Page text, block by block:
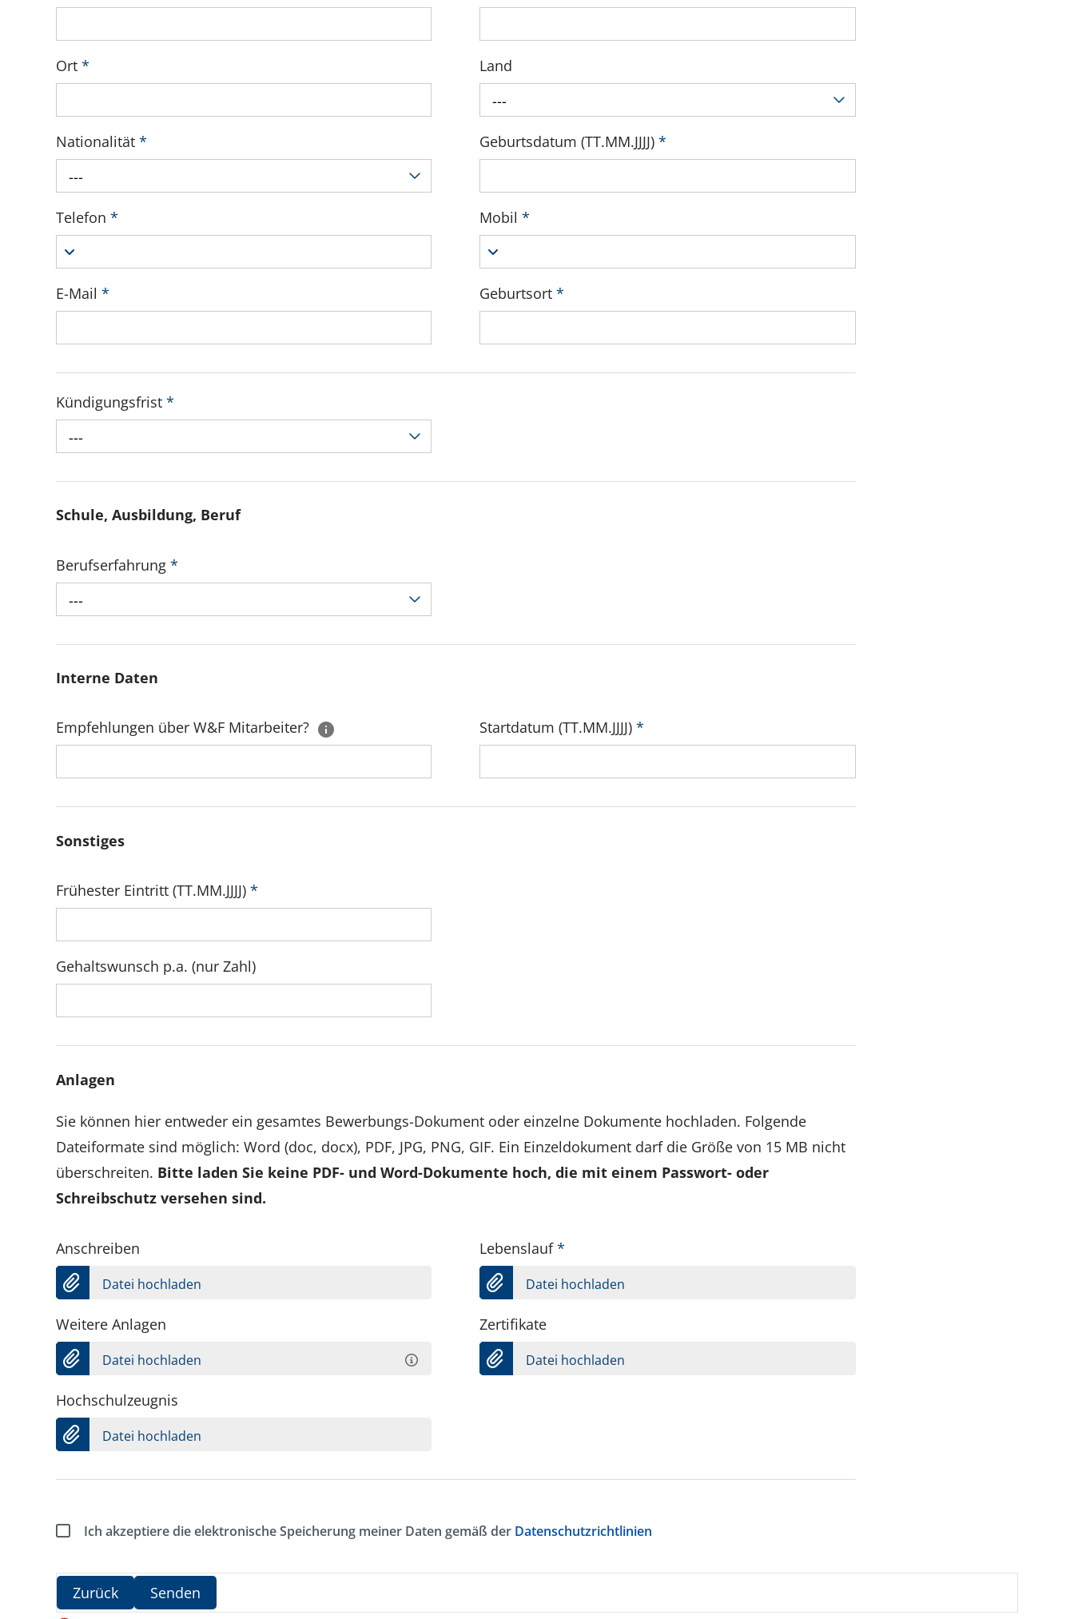
Ort *
Land
---
Nationalität *
---
Geburtsdatum (TT.MM.JJJJ)*
Telefon * Mobil*
E-Mail * Geburtsort*
Kündigungsfrist *
---
Schule, Ausbildung, Beruf
Berufserfahrung *
---
Interne Daten
Empfehlungen über W&F Mitarbeiter? Startdatum (TT.MM.JJJJ)*
Sonstiges
Frühester Eintritt (TT.MM.JJJJ) *
Gehaltswunsch p.a. (nur Zahl)
Anlagen
Sie können hier entweder ein gesamtes Bewerbungs-Dokument oder einzelne Dokumente hochladen. Folgende
Dateiformate sind möglich: Word (doc, docx), PDF, JPG, PNG, GIF. Ein Einzeldokument darf die Größe von 15 MB nicht
überschreiten. Bitte laden Sie keine PDF- und Word-Dokumente hoch, die mit einem Passwort- oder
Schreibschutz versehen sind.
Anschreiben
Datei hochladen
Lebenslauf*
Datei hochladen
Weitere Anlagen
Datei hochladen
Zertifikate
Datei hochladen
Hochschulzeugnis
Datei hochladen
Ich akzeptiere die elektronische Speicherung meiner Daten gemäß der Datenschutzrichtlinien
Zurück Senden